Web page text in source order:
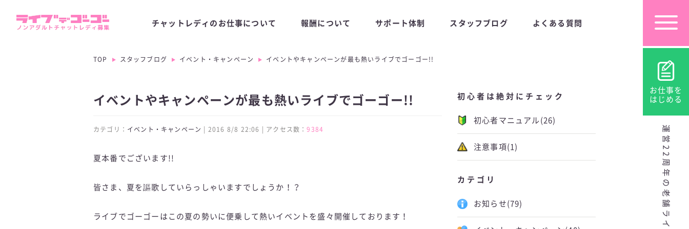
お仕事を
はじめる
チャットレディのお仕事について 報酬について サポート体制 スタッフブログ よくある質問
TOP スタッフブログ イベント・キャンペーン イベントやキャンペーンが最も熱いライブでゴーゴー!!
イベントやキャンペーンが最も熱いライブでゴーゴー!!
カテゴリ： イベント・キャンペーン | 2016 8/8 22:06 | アクセス数：9384
夏本番でございます!!
皆さま、夏を謳歌していらっしゃいますでしょうか！？
ライブでゴーゴーはこの夏の勢いに便乗して熱いイベントを盛々開催しております！
初心者は絶対にチェック
初心者マニュアル (26)
注意事項 (1)
カテゴリ
お知らせ (79)